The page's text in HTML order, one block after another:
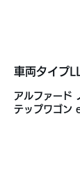
車両タイプLL
アルファード
テップワゴン